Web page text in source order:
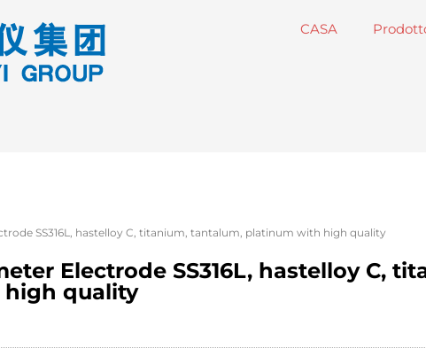
CASA
SS316L, hastelloy C, titanium, tantalum, platinum with high quality
Electrode SS316L, hastelloy C,
quality